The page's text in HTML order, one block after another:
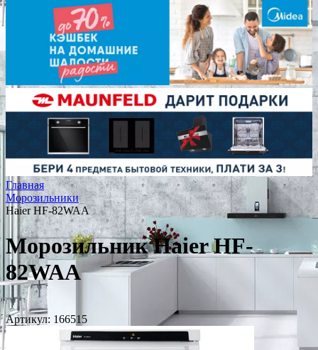
Главная
Морозильники
Haier HF-82WAA
Морозильник Haier HF-
82WAA
Артикул: 166515